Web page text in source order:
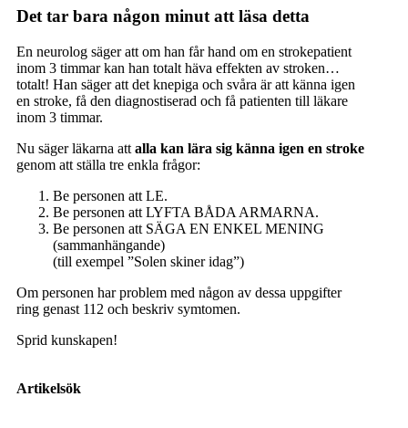
Det tar bara någon minut att läsa detta
En neurolog säger att om han får hand om en strokepatient
inom 3 timmar kan han totalt häva effekten av stroken…
totalt! Han säger att det knepiga och svåra är att känna igen
en stroke, få den diagnostiserad och få patienten till läkare
inom 3 timmar.
Nu säger läkarna att alla kan lära sig känna igen en stroke
genom att ställa tre enkla frågor:
Be personen att LE.
Be personen att LYFTA BÅDA ARMARNA.
Be personen att SÄGA EN ENKEL MENING
(sammanhängande)
(till exempel ”Solen skiner idag”)
Om personen har problem med någon av dessa uppgifter
ring genast 112 och beskriv symtomen.
Sprid kunskapen!
Artikelsök